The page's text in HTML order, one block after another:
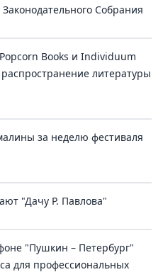
Собрания
Books и Individuum
литературы
за неделю фестиваля
"Дачу Р. Павлова"
"Пушкин – Петербург"
для профессиональных